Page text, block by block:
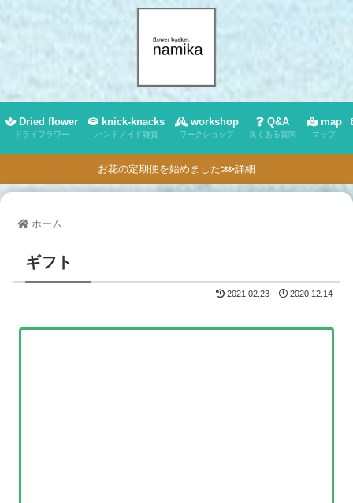
Dried flower
ドライフラワー
knick-knacks
ハンドメイド雑貨
workshop
ワークショップ
Q&A
良くある質問
map
マップ
お花の定期便を始めました⋙詳細
ホーム
ギフト
2021.02.23 2020.12.14